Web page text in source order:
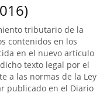
tributario de la
contenidos en los
en el nuevo artículo
texto legal por el
a las normas de la Ley
publicado en el Diario